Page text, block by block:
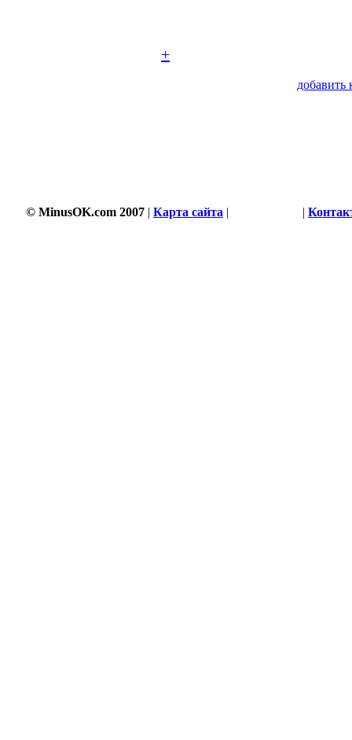
+
добавить
© MinusOK.com 2007 | Карта сайта | |